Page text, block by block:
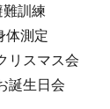
訓練
測定
スマス会
生日会